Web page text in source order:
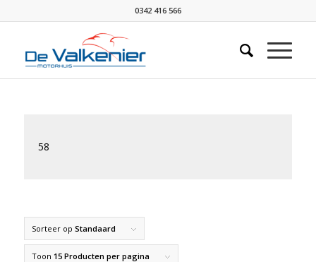
0342 416 566
58
Sorteer op Standaard
Toon 15 Producten per pagina